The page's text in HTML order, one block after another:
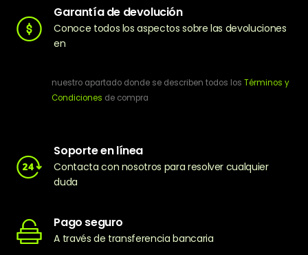
Garantía de devolución
Conoce todos los aspectos sobre las devoluciones
en
nuestro apartado donde se describen todos los Términos y
Condiciones de compra
Soporte en línea
Contacta con nosotros para resolver cualquier
duda
Pago seguro
A través de transferencia bancaria